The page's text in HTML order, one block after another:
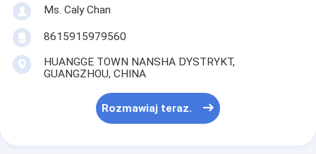
Ms. Caly Chan
8615915979560
HUANGGE TOWN NANSHA DYSTRYKT,
GUANGZHOU, CHINA
Rozmawiaj teraz.